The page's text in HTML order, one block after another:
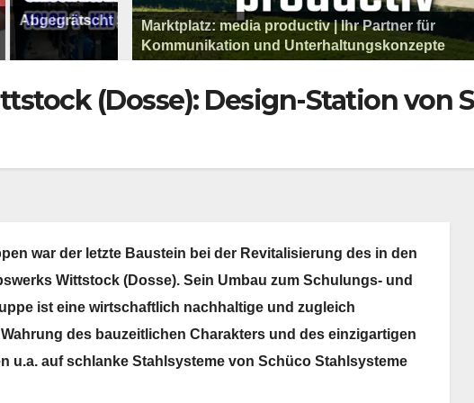
Saison 26/27 Folge 1 - KW 32 "Wo kommst du
Marktplatz - Werbung aus OWL für OWL
Marktplatz: media productiv | Ihr Partner für
Kommunikation und Unterhaltungskonzepte
Marktplatz - Werbung aus OWL für OWL
Marktplatz: funnjoy Eventservice
Marktplatz - Werbung aus OWL für OWL
Marktplatz: Montage Exklusiv – Möbel, Küchen,
Marktplatz - Werbung aus OWL für OWL
Sound Store - Der Plattenladen in der Region
(Dosse): Design-Station von
war der letzte Baustein bei der Revitalisierung des in den
Wittstock (Dosse). Sein Umbau zum Schulungs- und
ist eine wirtschaftlich nachhaltige und zugleich
des bauzeitlichen Charakters und des einzigartigen
u.a. auf schlanke Stahlsysteme von Schüco Stahlsysteme